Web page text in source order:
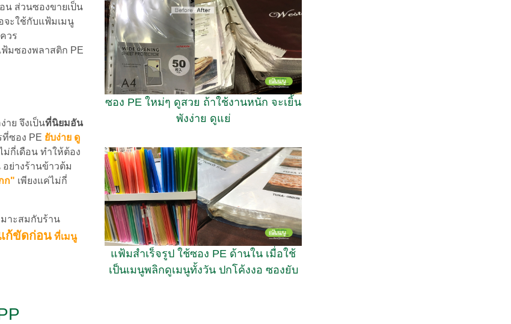
น ส่วนซองขายเป็น
จะใช้กับแฟ้มเมนู
วร
ฟ้มซองพลาสติก PE
าย จึงเป็นที่นิยมอัน
ซอง PE ยับง่าย ดู
ม่กี่เดือน ทำให้ต้อง
อย่างร้านข้าวต้ม
ก" เพียงแค่ไม่กี่
มาะสมกับร้าน
ก้ขัดก่อน ที่เมนู
ซอง PE ใหม่ๆ ดูสวย ถ้าใช้งานหนัก จะเยิ้น
พังง่าย ดูแย่
แฟ้มสำเร็จรูป ใช้ซอง PE ด้านใน เมื่อใช้
เป็นเมนูพลิกดูเมนูทั้งวัน ปกโค้งงอ ซองยับ